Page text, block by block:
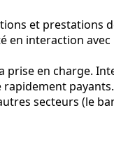
et prestations
en interaction
en charge.
rapidement payants.
secteurs (le